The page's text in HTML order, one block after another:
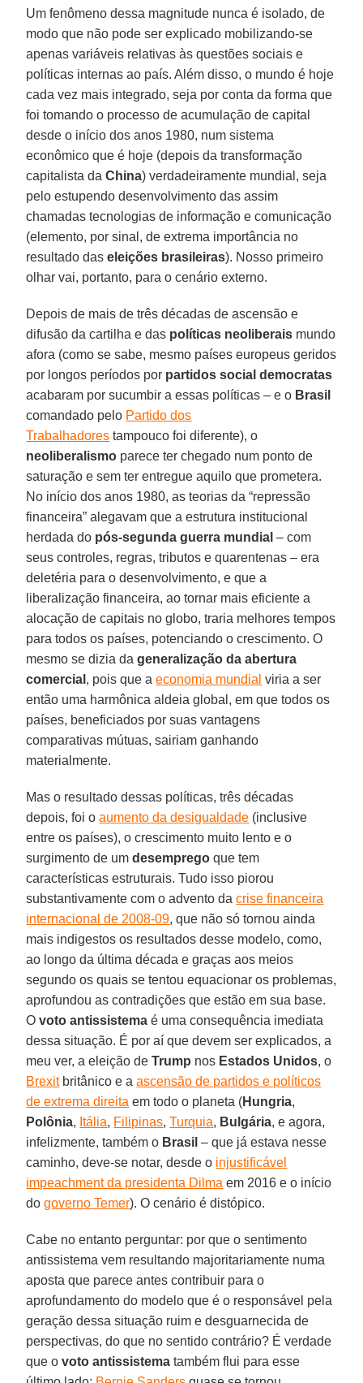
Um fenômeno dessa magnitude nunca é isolado, de
modo que não pode ser explicado mobilizando-se
apenas variáveis relativas às questões sociais e
políticas internas ao país. Além disso, o mundo é hoje
cada vez mais integrado, seja por conta da forma que
foi tomando o processo de acumulação de capital
desde o início dos anos 1980, num sistema
econômico que é hoje (depois da transformação
capitalista daChina) verdadeiramente mundial, seja
pelo estupendo desenvolvimento das assim
chamadas tecnologias de informação e comunicação
(elemento, por sinal, de extrema importância no
resultado daseleições brasileiras). Nosso primeiro
olhar vai, portanto, para o cenário externo.
Depois de mais de três décadas de ascensão e
difusão da cartilha e das políticas neoliberais mundo
afora (como se sabe, mesmo países europeus geridos
por longos períodos por partidos social democratas
acabaram por sucumbir a essas políticas – e o Brasil
comandado pelo Partido dos
Trabalhadores tampouco foi diferente), o
neoliberalismo parece ter chegado num ponto de
saturação e sem ter entregue aquilo que prometera.
No início dos anos 1980, as teorias da “repressão
financeira” alegavam que a estrutura institucional
herdada do pós-segunda guerra mundial – com
seus controles, regras, tributos e quarentenas – era
deletéria para o desenvolvimento, e que a
liberalização financeira, ao tornar mais eficiente a
alocação de capitais no globo, traria melhores tempos
para todos os países, potenciando o crescimento. O
mesmo se dizia dageneralização da abertura
comercial , pois que aeconomia mundial viria a ser
então uma harmônica aldeia global, em que todos os
países, beneficiados por suas vantagens
comparativas mútuas, sairiam ganhando
materialmente.
Mas o resultado dessas políticas, três décadas
depois, foi oaumento da desigualdade (inclusive
entre os países), o crescimento muito lento e o
surgimento de umdesemprego que tem
características estruturais. Tudo isso piorou
substantivamente com o advento dacrise financeira
internacional de 2008-09, que não só tornou ainda
mais indigestos os resultados desse modelo, como,
ao longo da última década e graças aos meios
segundo os quais se tentou equacionar os problemas,
aprofundou as contradições que estão em sua base.
Ovoto antissistema é uma consequência imediata
dessa situação. É por aí que devem ser explicados, a
meu ver, a eleição deTrump nos Estados Unidos, o
Brexitbritânico e aascensão de partidos e políticos
de extrema direita em todo o planeta (Hungria,
Polônia, Itália, Filipinas,Turquia, Bulgária, e agora,
infelizmente, também o Brasil – que já estava nesse
caminho, deve-se notar, desde o injustificável
impeachment da presidenta Dilma em 2016 e o início
dogoverno Temer). O cenário é distópico.
Cabe no entanto perguntar: por que o sentimento
antissistema vem resultando majoritariamente numa
aposta que parece antes contribuir para o
aprofundamento do modelo que é o responsável pela
geração dessa situação ruim e desguarnecida de
perspectivas, do que no sentido contrário? É verdade
que ovoto antissistema também flui para esse